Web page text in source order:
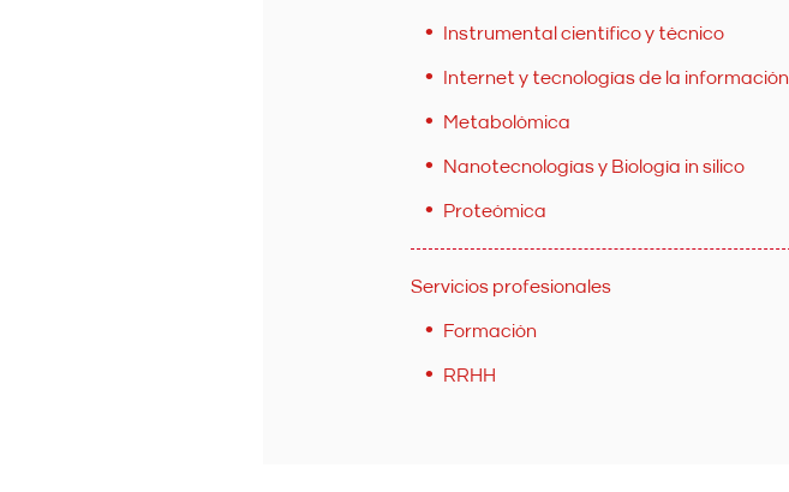
Instrumental científico y técnico
Internet y tecnologías de la información
Metabolómica
Nanotecnologías y Biología in silico
Proteómica
Servicios profesionales
Formación
RRHH